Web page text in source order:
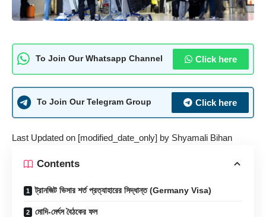
To Join Our Whatsapp Channel Click here
To Join Our Telegram Group Click here
Last Updated on [modified_date_only] by Shyamali Bihan
Contents
ট্রানজিট ভিসার শর্ত প্রত্যাহারের সিদ্ধান্ত (Germany Visa)
মোদি-মের্ৎস বৈঠকের ফল